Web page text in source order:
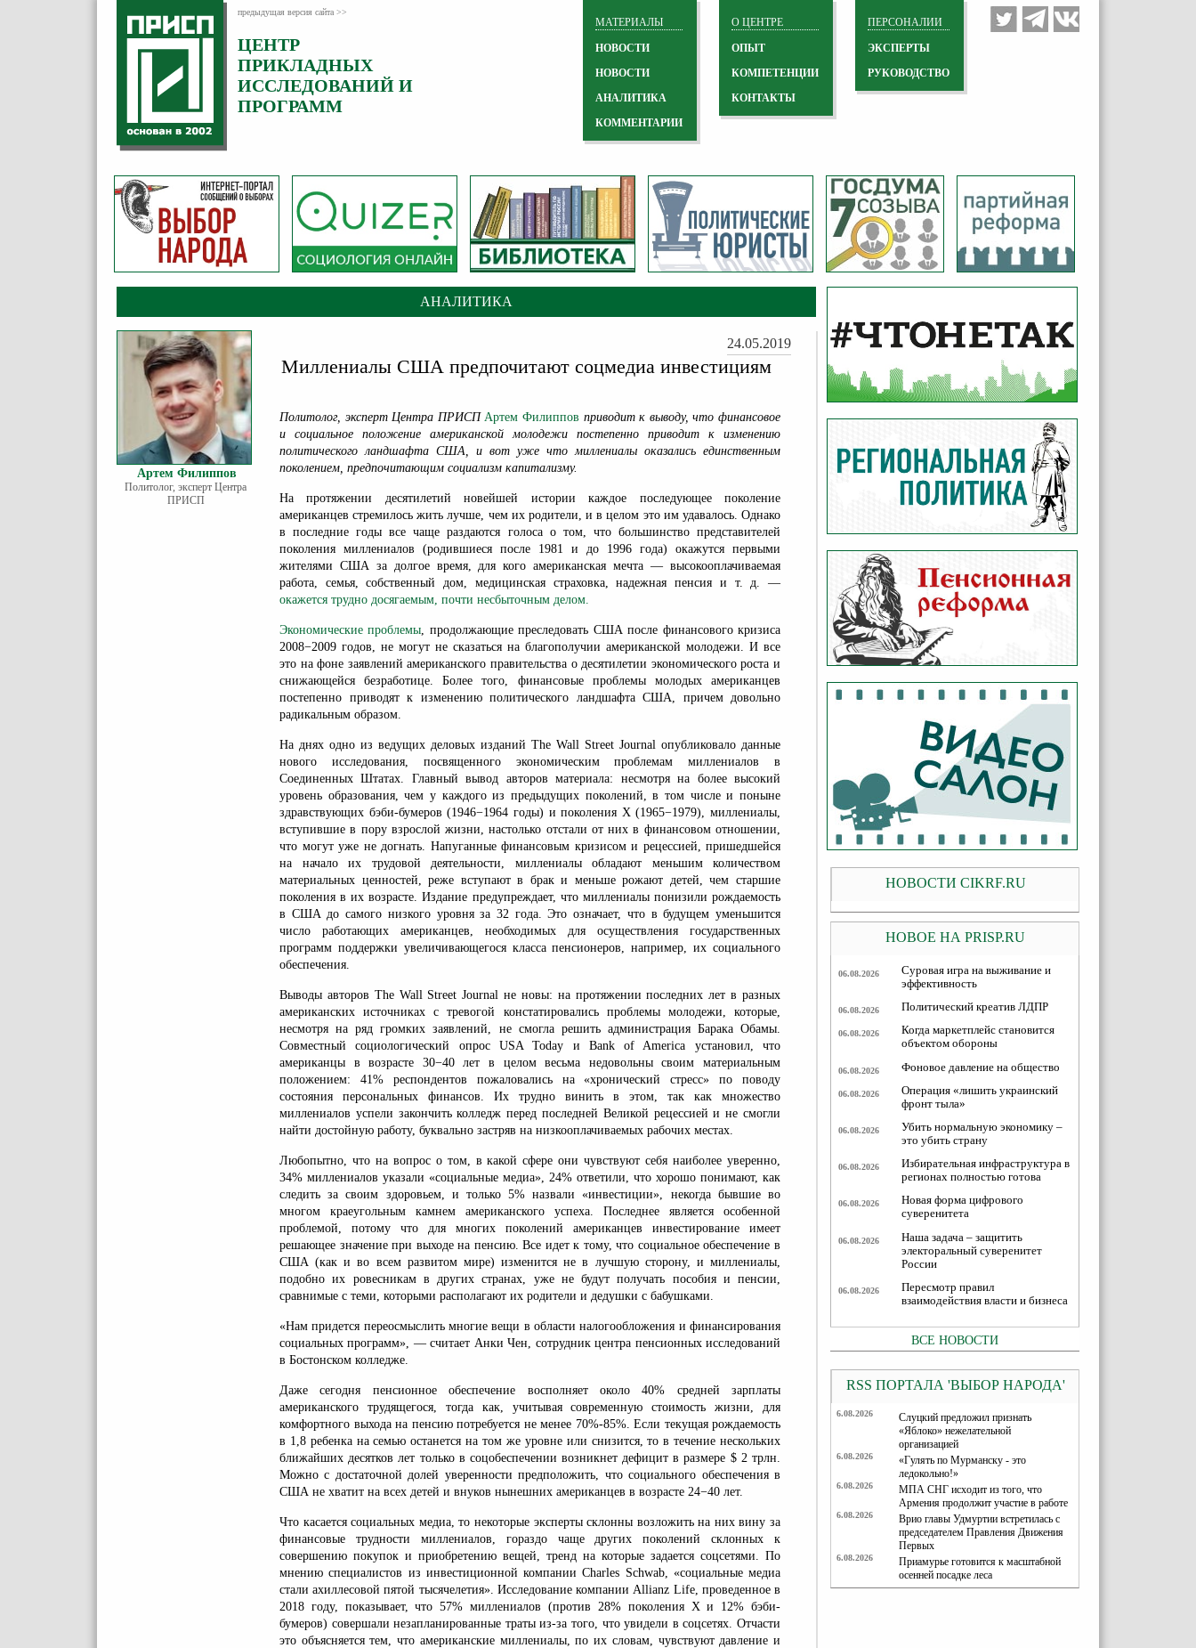
предыдущая версия сайта >>
ЦЕНТР
ПРИКЛАДНЫХ
ИССЛЕДОВАНИЙ И
ПРОГРАММ
ПЕРСОНАЛИИ
ЭКСПЕРТЫ
РУКОВОДСТВО
О ЦЕНТРЕ
ОПЫТ
КОМПЕТЕНЦИИ
КОНТАКТЫ
МАТЕРИАЛЫ
НОВОСТИ
НОВОСТИ
АНАЛИТИКА
КОММЕНТАРИИ
АНАЛИТИКА
Артем Филиппов
Политолог, эксперт Центра
ПРИСП
24.05.2019
Миллениалы США предпочитают соцмедиа инвестициям
Политолог, эксперт Центра ПРИСПАртем Филиппов приводит к выводу, что финансовое
и социальное положение американской молодежи постепенно приводит к изменению
политического ландшафта США, и вот уже что миллениалы оказались единственным
поколением, предпочитающим социализм капитализму.
На протяжении десятилетий новейшей истории каждое последующее поколение
американцев стремилось жить лучше, чем их родители, и в целом это им удавалось. Однако
в последние годы все чаще раздаются голоса о том, что большинство представителей
поколения миллениалов (родившиеся после 1981 и до 1996 года) окажутся первыми
жителями США за долгое время, для кого американская мечта — высокооплачиваемая
работа, семья, собственный дом, медицинская страховка, надежная пенсия и т. д. —
окажется трудно досягаемым, почти несбыточным делом.
Экономические проблемы, продолжающие преследовать США после финансового кризиса
2008−2009 годов, не могут не сказаться на благополучии американской молодежи. И все
это на фоне заявлений американского правительства о десятилетии экономического роста и
снижающейся безработице. Более того, финансовые проблемы молодых американцев
постепенно приводят к изменению политического ландшафта США, причем довольно
радикальным образом.
На днях одно из ведущих деловых изданий The Wall Street Journal опубликовало данные
нового исследования, посвященного экономическим проблемам миллениалов в
Соединенных Штатах. Главный вывод авторов материала: несмотря на более высокий
уровень образования, чем у каждого из предыдущих поколений, в том числе и поныне
здравствующих бэби-бумеров (1946−1964 годы) и поколения Х (1965−1979), миллениалы,
вступившие в пору взрослой жизни, настолько отстали от них в финансовом отношении,
что могут уже не догнать. Напуганные финансовым кризисом и рецессией, пришедшейся
на начало их трудовой деятельности, миллениалы обладают меньшим количеством
материальных ценностей, реже вступают в брак и меньше рожают детей, чем старшие
поколения в их возрасте. Издание предупреждает, что миллениалы понизили рождаемость
в США до самого низкого уровня за 32 года. Это означает, что в будущем уменьшится
число работающих американцев, необходимых для осуществления государственных
программ поддержки увеличивающегося класса пенсионеров, например, их социального
обеспечения.
Выводы авторов The Wall Street Journal не новы: на протяжении последних лет в разных
американских источниках с тревогой констатировались проблемы молодежи, которые,
несмотря на ряд громких заявлений, не смогла решить администрация Барака Обамы.
Совместный социологический опрос USA Today и Bank оf America установил, что
американцы в возрасте 30−40 лет в целом весьма недовольны своим материальным
положением: 41% респондентов пожаловались на «хронический стресс» по поводу
состояния персональных финансов. Их трудно винить в этом, так как множество
миллениалов успели закончить колледж перед последней Великой рецессией и не смогли
найти достойную работу, буквально застряв на низкооплачиваемых рабочих местах.
Любопытно, что на вопрос о том, в какой сфере они чувствуют себя наиболее уверенно,
34% миллениалов указали «социальные медиа», 24% ответили, что хорошо понимают, как
следить за своим здоровьем, и только 5% назвали «инвестиции», некогда бывшие во
многом краеугольным камнем американского успеха. Последнее является особенной
проблемой, потому что для многих поколений американцев инвестирование имеет
решающее значение при выходе на пенсию. Все идет к тому, что социальное обеспечение в
США (как и во всем развитом мире) изменится не в лучшую сторону, и миллениалы,
подобно их ровесникам в других странах, уже не будут получать пособия и пенсии,
сравнимые с теми, которыми располагают их родители и дедушки с бабушками.
«Нам придется переосмыслить многие вещи в области налогообложения и финансирования
социальных программ», — считает Анки Чен, сотрудник центра пенсионных исследований
в Бостонском колледже.
Даже сегодня пенсионное обеспечение восполняет около 40% средней зарплаты
американского трудящегося, тогда как, учитывая современную стоимость жизни, для
комфортного выхода на пенсию потребуется не менее 70%-85%. Если текущая рождаемость
в 1,8 ребенка на семью останется на том же уровне или снизится, то в течение нескольких
ближайших десятков лет только в соцобеспечении возникнет дефицит в размере $ 2 трлн.
Можно с достаточной долей уверенности предположить, что социального обеспечения в
США не хватит на всех детей и внуков нынешних американцев в возрасте 24−40 лет.
Что касается социальных медиа, то некоторые эксперты склонны возложить на них вину за
финансовые трудности миллениалов, гораздо чаще других поколений склонных к
совершению покупок и приобретению вещей, тренд на которые задается соцсетями. По
мнению специалистов из инвестиционной компании Charles Schwab, «социальные медиа
стали ахиллесовой пятой тысячелетия». Исследование компании Allianz Life, проведенное в
2018 году, показывает, что 57% миллениалов (против 28% поколения X и 12% бэби-
бумеров) совершали незапланированные траты из-за того, что увидели в соцсетях. Отчасти
это объясняется тем, что американские миллениалы, по их словам, чувствуют давление и
НОВОСТИ CIKRF.RU
НОВОЕ НА PRISP.RU
06.08.2026
Суровая игра на выживание и
эффективность
06.08.2026 Политический креатив ЛДПР
06.08.2026
Когда маркетплейс становится
объектом обороны
06.08.2026 Фоновое давление на общество
06.08.2026
Операция «лишить украинский
фронт тыла»
06.08.2026
Убить нормальную экономику –
это убить страну
06.08.2026
Избирательная инфраструктура в
регионах полностью готова
06.08.2026
Новая форма цифрового
суверенитета
06.08.2026
Наша задача – защитить
электоральный суверенитет
России
06.08.2026
Пересмотр правил
взаимодействия власти и бизнеса
ВСЕ НОВОСТИ
RSS ПОРТАЛА 'ВЫБОР НАРОДА'
6.08.2026
Слуцкий предложил признать
«Яблоко» нежелательной
организацией
6.08.2026
«Гулять по Мурманску - это
ледокольно!»
6.08.2026
МПА СНГ исходит из того, что
Армения продолжит участие в работе
6.08.2026
Врио главы Удмуртии встретилась с
председателем Правления Движения
Первых
6.08.2026
Приамурье готовится к масштабной
осенней посадке леса